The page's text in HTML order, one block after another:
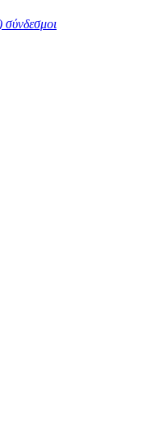
σύνδεσμοι